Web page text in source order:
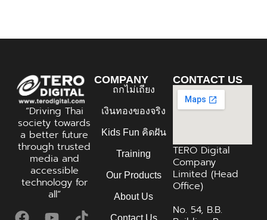
“Driving Thai
society towards
a better future
through trusted
media and
accessible
technology for
all”
COMPANY
ถกไม่เถียง
เงินทองของจริง
Kids Fun คิดฝัน
Training
Our Products
About Us
Contact Us
CONTACT US
TERO Digital
Company
Limited (Head
Office)
No. 54, B.B.